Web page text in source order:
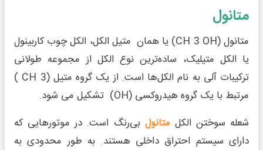
متانول
متانول (CH 3 OH) یا همان متیل الکل، الکل چوب کاربینول
یا الکل متیلیک، ساده‌ترین نوع الکل از مجموعه طولانی
ترکیبات آلی به نام الکل‌ها است. از یک گروه متیل (CH 3 )
مرتبط با یک گروه هیدروکسی (OH) تشکیل می شود.
شعله سوختن الکل متانولبی‌رنگ است. در موتورهایی که
دارای سیستم احتراق داخلی هستند. به طور محدودی به